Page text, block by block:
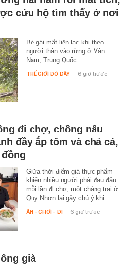
cứu hộ tìm thấy ở nơi
Bé gái mất liên lạc khi theo
người thân vào rừng ở Vân
Nam, Trung Quốc.
THẾ GIỚI ĐÓ ĐÂY - 6 giờ trước
đi chợ, chồng nấu
đầy ắp tôm và chả cá,
Giữa thời điểm giá thực phẩm
khiến nhiều người phải đau đầu
mỗi lần đi chợ, một chàng trai ở
Quy Nhơn lại gây chú ý khi…
ĂN - CHƠI - ĐI - 6 giờ trước
già